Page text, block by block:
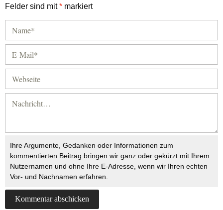
Felder sind mit* markiert
Ihre Argumente, Gedanken oder Informationen zum
kommentierten Beitrag bringen wir ganz oder gekürzt mit Ihrem
Nutzernamen und ohne Ihre E-Adresse, wenn wir Ihren echten
Vor- und Nachnamen erfahren.